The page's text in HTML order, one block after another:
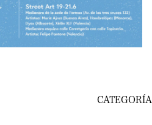
CATEGORÍA